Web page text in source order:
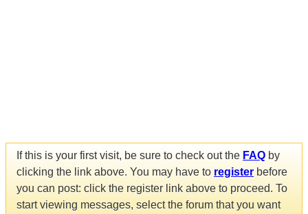
If this is your first visit, be sure to check out the FAQ by
clicking the link above. You may have to register before
you can post: click the register link above to proceed. To
start viewing messages, select the forum that you want